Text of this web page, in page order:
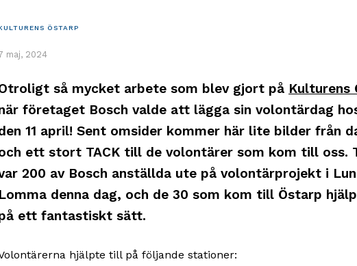
ÖSTARP
maj, 2024
så mycket arbete som blev gjort på Kulturens
företaget Bosch valde att lägga sin volontärdag
11 april! Sent omsider kommer här lite bilder från
ett stort TACK till de volontärer som kom till oss.
200 av Bosch anställda ute på volontärprojekt i
Lomma denna dag, och de 30 som kom till Östarp
ett fantastiskt sätt.
hjälpte till på följande stationer: